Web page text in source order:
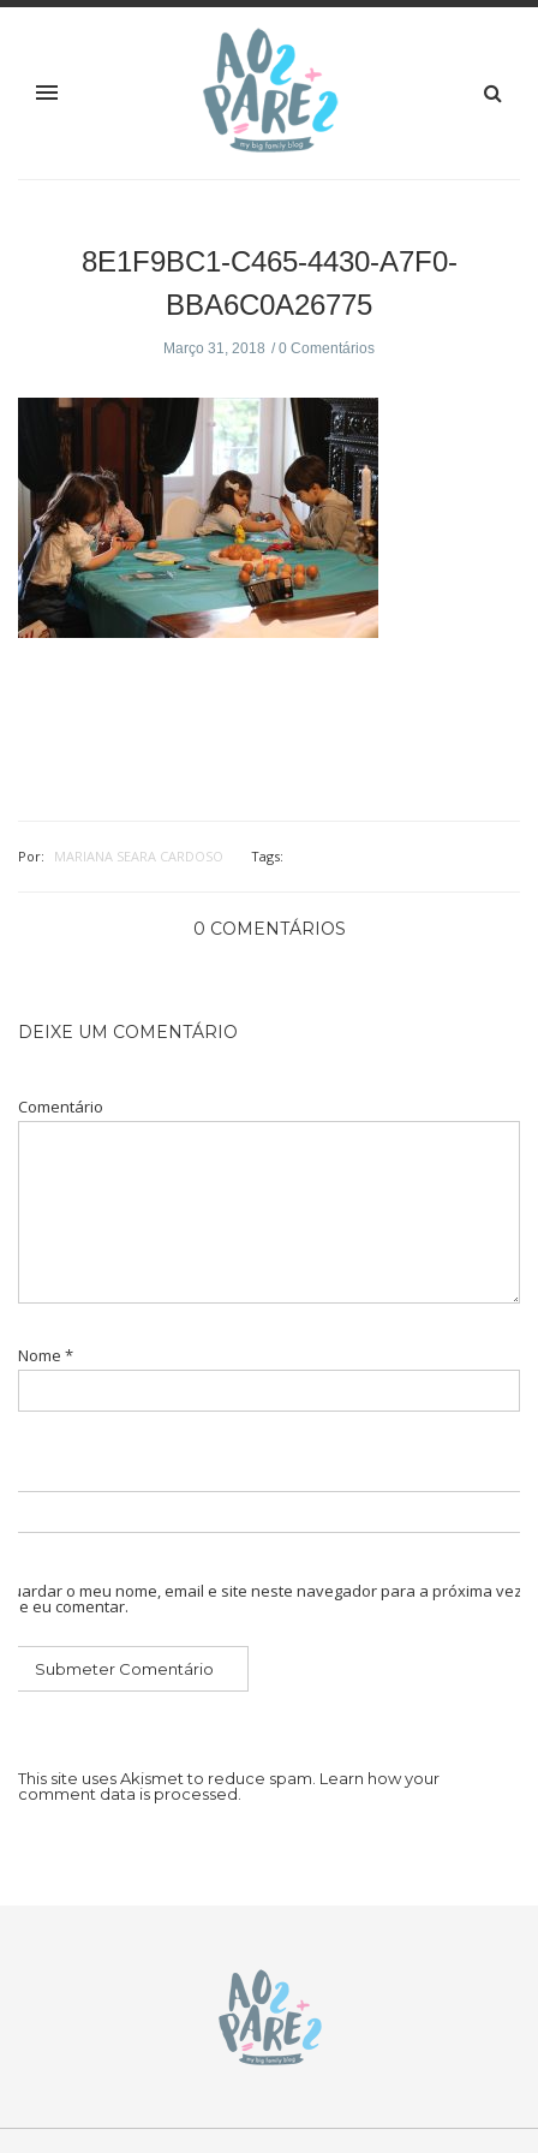
8E1F9BC1-C465-4430-A7F0-
BBA6C0A26775
Março 31, 2018 0 Comentários
Por: MARIANA SEARA CARDOSO Tags:
0 COMENTÁRIOS
DEIXE UM COMENTÁRIO
Comentário
Nome *
Guardar o meu nome, email e site neste navegador para a próxima vez
que eu comentar.
This site uses Akismet to reduce spam. Learn how your
comment data is processed.